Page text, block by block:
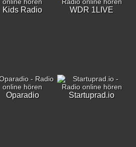
Kids Radio WDR 1LIVE
Oparadio Startuprad.io